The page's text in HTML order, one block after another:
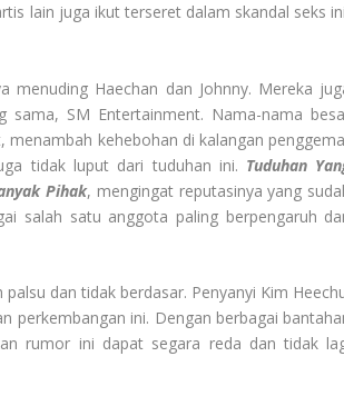
lain juga ikut terseret dalam skandal seks
Haechan dan Johnny. Mereka
SM Entertainment. Nama-nama
kehebohan di kalangan
tidak luput dari tuduhan ini. Tuduhan
Pihak, mengingat reputasinya yang
salah satu anggota paling berpengaruh
dan tidak berdasar. Penyanyi Kim
perkembangan ini. Dengan berbagai
rumor ini dapat segara reda dan tidak